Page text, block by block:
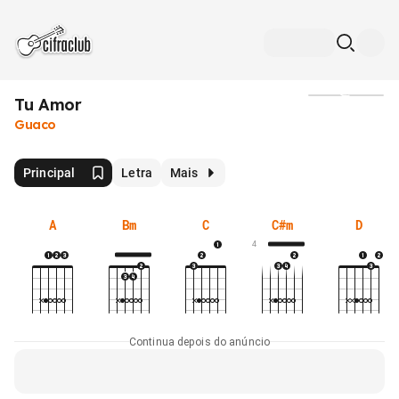
Tu Amor
Guaco
Principal Letra Mais
A Bm C C#m
4
D
Continua depois do anúncio